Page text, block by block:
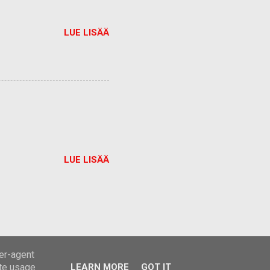
LUE LISÄÄ
LUE LISÄÄ
agent
usage
LEARN MORE GOT IT